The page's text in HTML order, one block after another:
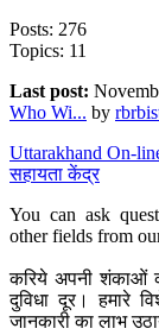
Posts: 276
Topics: 11
Last post:
Who Wi... by
Uttarakhand On-
सहायता केंद्र
You can ask
other fields from
करिये अपनी शंकाओं
दुविधा दूर। हमारे
जानकारी का लाभ